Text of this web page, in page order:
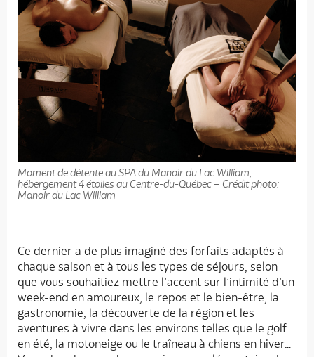
Moment de détente au SPA du Manoir du Lac William,
hébergement 4 étoiles au Centre-du-Québec – Crédit photo:
Manoir du Lac William
Ce dernier a de plus imaginé des forfaits adaptés à
chaque saison et à tous les types de séjours, selon
que vous souhaitiez mettre l’accent sur l’intimité d’un
week-end en amoureux, le repos et le bien-être, la
gastronomie, la découverte de la région et les
aventures à vivre dans les environs telles que le golf
en été, la motoneige ou le traîneau à chiens en hiver…